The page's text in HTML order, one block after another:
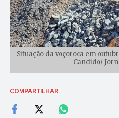
Situação da voçoroca em
Candido/
COMPARTILHAR